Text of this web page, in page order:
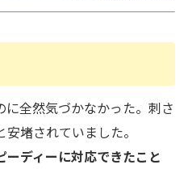
全然気づかなかった。刺さ
堵されていました。
ディーに対応できたこと